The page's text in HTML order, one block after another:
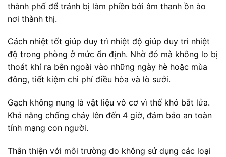
thành phố để tránh bị làm phiền bởi âm thanh ồn ào
nơi thành thị.
Cách nhiệt tốt giúp duy trì nhiệt độ giúp duy trì nhiệt
độ trong phòng ở mức ổn định. Nhờ đó mà không lo bị
thoát khí ra bên ngoài vào những ngày hè hoặc mùa
đông, tiết kiệm chi phí điều hòa và lò sưởi.
Gạch không nung là vật liệu vô cơ vì thế khó bắt lửa.
Khả năng chống cháy lên đến 4 giờ, đảm bảo an toàn
tính mạng con người.
Thân thiện với môi trường do không sử dụng các loại